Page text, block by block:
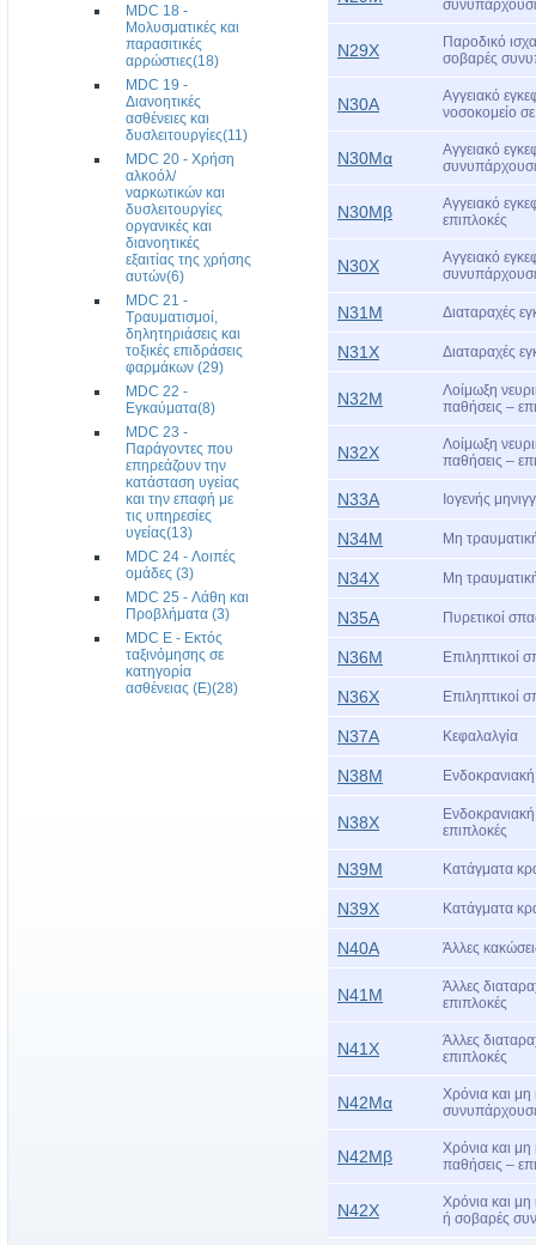
MDC 18 -
Μολυσματικές και
παρασιτικές
αρρώστιες(18)
MDC 19 -
Διανοητικές
ασθένειες και
δυσλειτουργίες(11)
MDC 20 - Χρήση
αλκοόλ/
ναρκωτικών και
δυσλειτουργίες
οργανικές και
διανοητικές
εξαιτίας της χρήσης
αυτών(6)
MDC 21 -
Τραυματισμοί,
δηλητηριάσεις και
τοξικές επιδράσεις
φαρμάκων (29)
MDC 22 -
Εγκαύματα(8)
MDC 23 -
Παράγοντες που
επηρεάζουν την
κατάσταση υγείας
και την επαφή με
τις υπηρεσίες
υγείας(13)
MDC 24 - Λοιπές
ομάδες (3)
MDC 25 - Λάθη και
Προβλήματα (3)
MDC E - Εκτός
ταξινόμησης σε
κατηγορία
ασθένειας (Ε)(28)
Ν29Χ
Παροδικό
σοβαρές
Ν30Α
Αγγειακό
νοσοκομείο
Ν30Μα
Αγγειακό
Ν30Μβ
Αγγειακό
επιπλοκές
Ν30Χ
Αγγειακό
Ν31Μ Διαταραχές
Ν31Χ Διαταραχές
Ν32Μ
Λοίμωξη
παθήσεις –
Ν32Χ
Λοίμωξη
παθήσεις –
Ν33Α Ιογενής
Ν34Μ Μη
Ν34Χ Μη
Ν35Α Πυρετικοί
Ν36Μ Επιληπτικοί
Ν36Χ Επιληπτικοί
Ν37Α Κεφαλαλγία
Ν38Μ
Ν38Χ
επιπλοκές
Ν39Μ Κατάγματα
Ν39Χ Κατάγματα
Ν40Α Άλλες
Ν41Μ
Άλλες
επιπλοκές
Ν41Χ
Άλλες
επιπλοκές
Ν42Μα
Χρόνια και μη
Ν42Μβ
Χρόνια και
παθήσεις –
Ν42Χ
Χρόνια και μη
ή σοβαρές